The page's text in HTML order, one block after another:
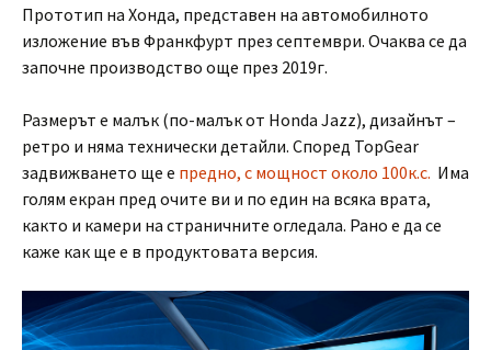
Прототип на Хонда, представен на автомобилното
изложение във Франкфурт през септември. Очаква се да
започне производство още през 2019г.
Размерът е малък (по-малък от Honda Jazz), дизайнът –
ретро и няма технически детайли. Според TopGear
задвижването ще е предно, с мощност около 100к.с. Има
голям екран пред очите ви и по един на всяка врата,
както и камери на страничните огледала. Рано е да се
каже как ще е в продуктовата версия.